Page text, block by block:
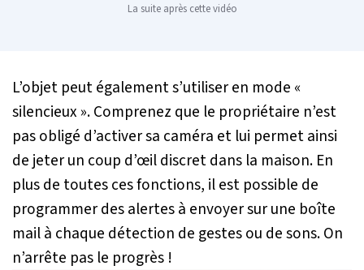
La suite après cette vidéo
L’objet peut également s’utiliser en mode «
silencieux ». Comprenez que le propriétaire n’est
pas obligé d’activer sa caméra et lui permet ainsi
de jeter un coup d’œil discret dans la maison. En
plus de toutes ces fonctions, il est possible de
programmer des alertes à envoyer sur une boîte
mail à chaque détection de gestes ou de sons. On
n’arrête pas le progrès !